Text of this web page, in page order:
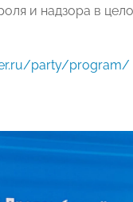
и надзора в
party/program/